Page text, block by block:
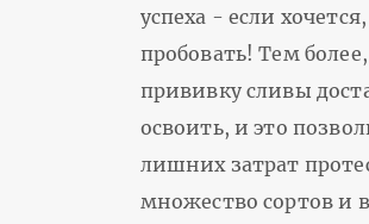
успеха - если
пробовать! Тем
прививку сливы
освоить, и это
лишних затрат
множество сортов и